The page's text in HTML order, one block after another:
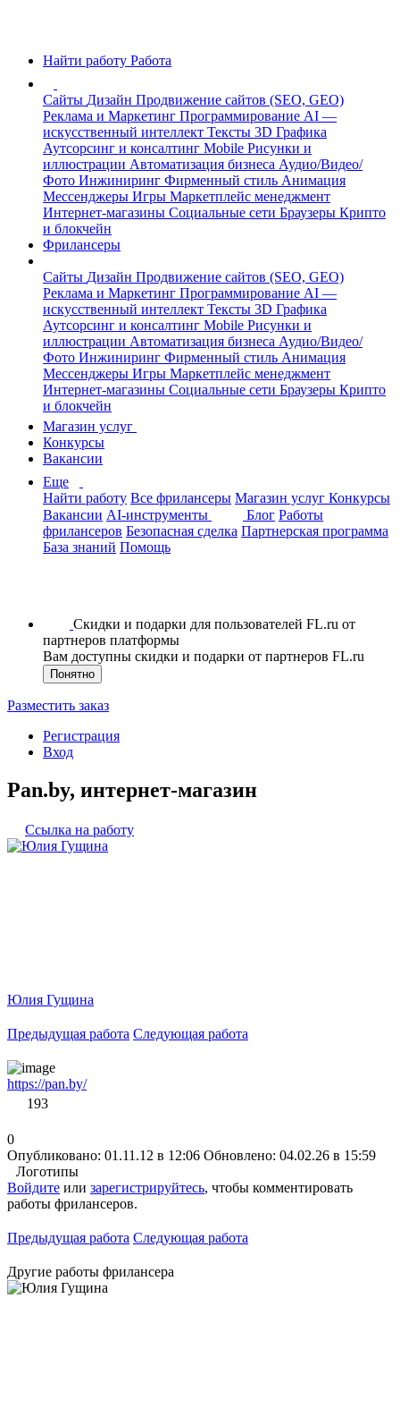
Найти работу Работа
Сайты Дизайн Продвижение сайтов (SEO, GEO)
Реклама и Маркетинг Программирование AI —
искусственный интеллект Тексты 3D Графика
Аутсорсинг и консалтинг Mobile Рисунки и
иллюстрации Автоматизация бизнеса Аудио/Видео/
Фото Инжиниринг Фирменный стиль Анимация
Мессенджеры Игры Маркетплейс менеджмент
Интернет-магазины Социальные сети Браузеры Крипто
и блокчейн
Фрилансеры
Сайты Дизайн Продвижение сайтов (SEO, GEO)
Реклама и Маркетинг Программирование AI —
искусственный интеллект Тексты 3D Графика
Аутсорсинг и консалтинг Mobile Рисунки и
иллюстрации Автоматизация бизнеса Аудио/Видео/
Фото Инжиниринг Фирменный стиль Анимация
Мессенджеры Игры Маркетплейс менеджмент
Интернет-магазины Социальные сети Браузеры Крипто
и блокчейн
Магазин услуг
Конкурсы
Вакансии
Еще
Найти работу Все фрилансеры Магазин услуг Конкурсы
Вакансии AI-инструменты Блог Работы
фрилансеров Безопасная сделка Партнерская программа
База знаний Помощь
Скидки и подарки для пользователей FL.ru от
партнеров платформы
Вам доступны скидки и подарки от партнеров FL.ru
Понятно
Разместить заказ
Регистрация
Вход
Pan.by, интернет-магазин
Ссылка на работу
Юлия Гущина
Предыдущая работа Следующая работа
https://pan.by/
193
0
Опубликовано: 01.11.12 в 12:06 Обновлено: 04.02.26 в 15:59
Логотипы
Войдите или зарегистрируйтесь, чтобы комментировать
работы фрилансеров.
Предыдущая работа Следующая работа
Другие работы фрилансера